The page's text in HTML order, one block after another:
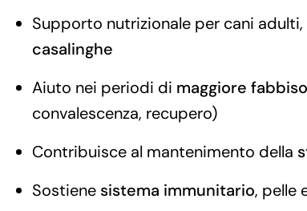
Supporto nutrizionale per cani
casalinghe
Aiuto nei periodi di maggiore
convalescenza, recupero)
Contribuisce al mantenimento della
Sostiene sistema immunitario, pelle